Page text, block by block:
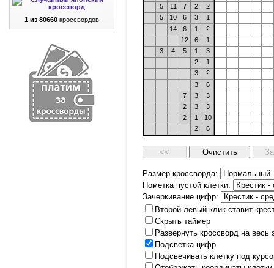
1 из 80660 кроссвордов
5
11 7 2
2
5
10 6 3
1
14
6 1
2
12
6
1
3
4 5 1
3
2
1
3
2
3
6
7
3
3
2
3
3
2
1
10
2
6
Размер кроссворда:
Пометка пустой клетки:
Зачеркивание цифр:
Второй левый клик ставит
Скрыть таймер
Развернуть кроссворд на
Подсветка цифр
Подсвечивать клетку под